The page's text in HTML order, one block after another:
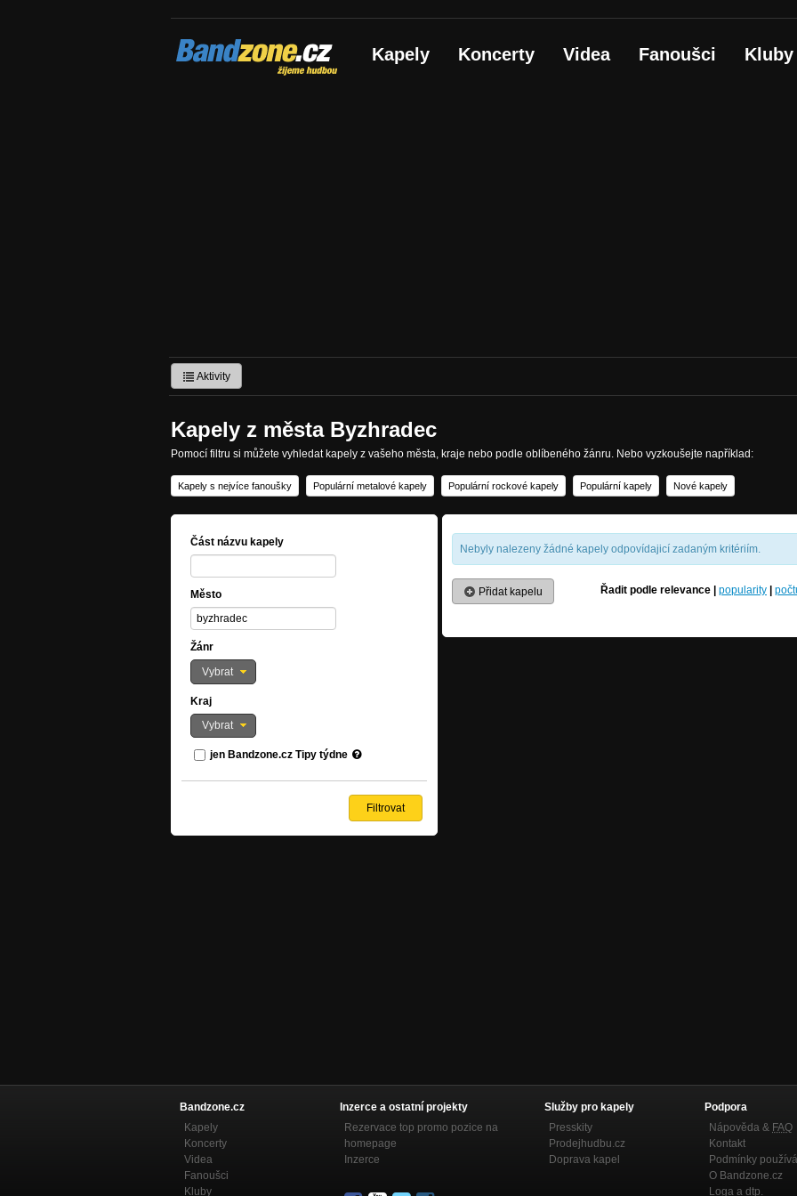
Bandzone.cz
žijeme hudbou Kapely Koncerty Videa Fanoušci Kluby
Aktivity
Kapely z města Byzhradec
Pomocí filtru si můžete vyhledat kapely z vašeho města, kraje nebo podle oblíbeného žánru. Nebo vyzkoušejte například:
Kapely s nejvíce fanoušky Populární metalové kapely Populární rockové kapely Populární kapely Nové kapely
Část názvu kapely
Město
Žánr
Vybrat
Kraj
Vybrat
jen Bandzone.cz Tipy týdne
Nebyly nalezeny žádné kapely odpovídajicí zadaným kritériím.
Přidat kapelu Řadit podle relevance popularity
Bandzone.cz
Kapely
Koncerty
Videa
Fanoušci
Kluby
Inzerce a ostatní projekty
Rezervace top promo pozice na
homepage
Inzerce
Služby pro kapely
Presskity
Prodejhudbu.cz
Doprava kapel
Podpora
Nápověda & FAQ
Kontakt
Podmínky
O Bandzone.cz
Loga a dtp.